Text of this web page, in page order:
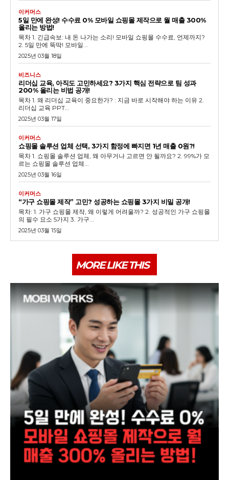
이커머스
5일 만에 완성! 수수료 0% 모바일 쇼핑몰 제작으로 월 매출 300%
올리는 방법!
목차 1. 긴급속보: 내 돈 나가는 소리! 모바일 쇼핑몰 수수료, 언제까지?
2. 5일 만에 뚝딱! 모바일...
2025년 03월 18일
비즈니스
리더십 교육, 아직도 고민하세요? 3가지 핵심 전략으로 팀 성과
200% 올리는 비법 공개!
목차 1. 왜 리더십 교육이 중요한가? : 지금 바로 시작해야 하는 이유 2.
리더십 교육 PPT...
2025년 03월 17일
이커머스
쇼핑몰 솔루션 업체 선택, 3가지 함정에 빠지면 1년 매출 0원?!
목차 1. 쇼핑몰 솔루션 업체, 왜 아무거나 고르면 안 될까요? 2. 99%가 모
르는 쇼핑몰 솔루션 업체...
2025년 03월 16일
이커머스
“가구 쇼핑몰 제작” 고민? 성공하는 쇼핑몰 3가지 비밀 공개!
목차: 1. 가구 쇼핑몰 제작, 왜 이렇게 어려울까? 2. 성공적인 가구 쇼핑몰
의 필수 요소 5가지 3. 가구...
2025년 03월 15일
MORE LIKE THIS